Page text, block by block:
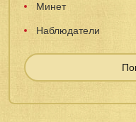
Минет
Наблюдатели